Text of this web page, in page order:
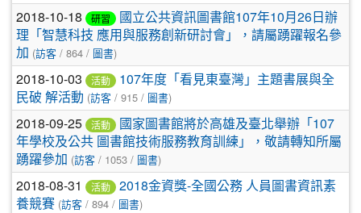
2018-10-18 研習
國立公共資訊圖書館107年10月26日辦
理「智慧科技 應用與服務創新研討會」，請屬踴躍報名參
加 (訪客 / 864 / 圖書)
2018-10-03 活動
107年度「看見東臺灣」主題書展與全
民破 解活動 (訪客 / 915 / 圖書)
2018-09-25 活動
國家圖書館將於高雄及臺北舉辦「107
年學校及公共 圖書館技術服務教育訓練」，敬請轉知所屬
踴躍參加 (訪客 / 1053 / 圖書)
2018-08-31 活動
2018金資獎-全國公務 人員圖書資訊素
養競賽 (訪客 / 894 / 圖書)